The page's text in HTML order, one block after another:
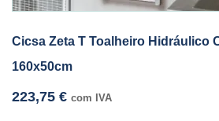
Cicsa Zeta T Toalheiro Hidráulico
160x50cm
223,75 € com IVA